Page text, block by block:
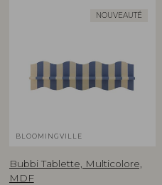
NOUVEAUTÉ
BLOOMINGVILLE
Bubbi Tablette, Multicolore,
MDF